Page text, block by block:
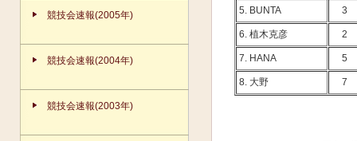
競技会速報(2005年)
競技会速報(2004年)
競技会速報(2003年)
5. BUNTA 3
6. 植木克彦 2
7. HANA 5
8. 大野 7